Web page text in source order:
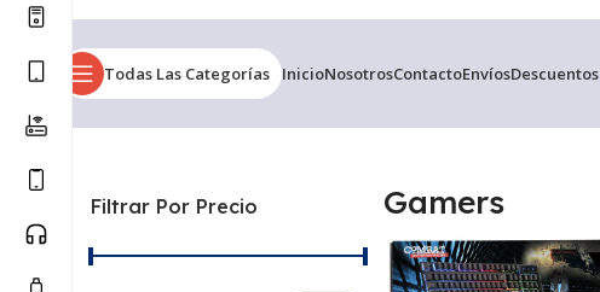
Todas Las Categorías InicioNosotrosContactoEnvíosDescuentos
Filtrar Por Precio Gamers